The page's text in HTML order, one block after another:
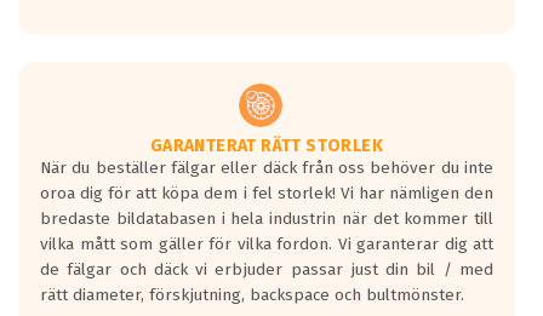
Vid körning i över 50km/h brukar
rullmotståndets ljud överträffa
motorljudet.
På däckmärkningen kommer det finnas
en symbol av ett däck med vågar. Hög
bullernivå markeras med svarta vågor
medans de vita vågorna påvisar om det är
ett tyst däck.
GARANTERAT RÄTT STORLEK
När du beställer fälgar eller däck från oss behöver du inte
oroa dig för att köpa dem i fel storlek! Vi har nämligen den
bredaste bildatabasen i hela industrin när det kommer till
vilka mått som gäller för vilka fordon. Vi garanterar dig att
de fälgar och däck vi erbjuder passar just din bil / med
rätt diameter, förskjutning, backspace och bultmönster.